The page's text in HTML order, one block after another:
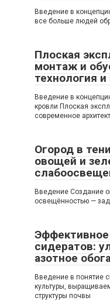
Введение в
все больше людей
Плоская
монтаж и
технология
Введение в
кровли Плоская
современное
Огород в
овощей и
Введение Создание
освещённостью —
Эффективное
сидератов:
азотное
Введение в понятие
культуры,
структуры почвы